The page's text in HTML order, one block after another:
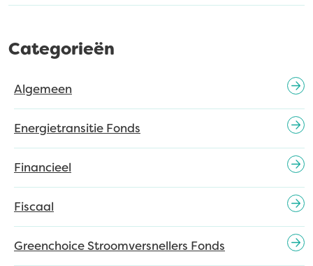
Categorieën
Algemeen
Energietransitie Fonds
Financieel
Fiscaal
Greenchoice Stroomversnellers Fonds